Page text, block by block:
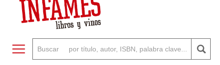
Toggle navigation